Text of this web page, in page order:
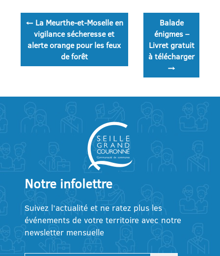
Navigation
l’article
←La Meurthe-et-Moselle en
vigilance sécheresse et
alerte orange pour les feux
de forêt
Balade
énigmes –
Livret gratuit
à télécharger
→
Notre infolettre
Suivez l’actualité et ne ratez plus les
événements de votre territoire avec notre
newsletter mensuelle